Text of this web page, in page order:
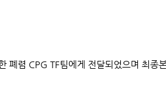
폐렴 CPG TF팀에게 전달되었으며 최종